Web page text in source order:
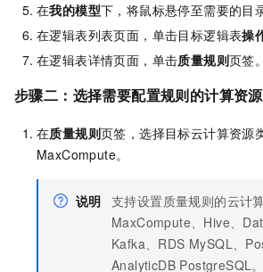
在我的模型下，将鼠标悬停至需要的目
在逻辑表列表页面，单击目标逻辑表操
在逻辑表详情页面，单击质量规则页签。
步骤二：选择需要配置规则的计算资
在质量规则页签，选择目标云计算资源
MaxCompute。
说明 支持设置质量规则的云计
MaxCompute、Hive、
Kafka、RDS MySQL、
AnalyticDB PostgreSQL